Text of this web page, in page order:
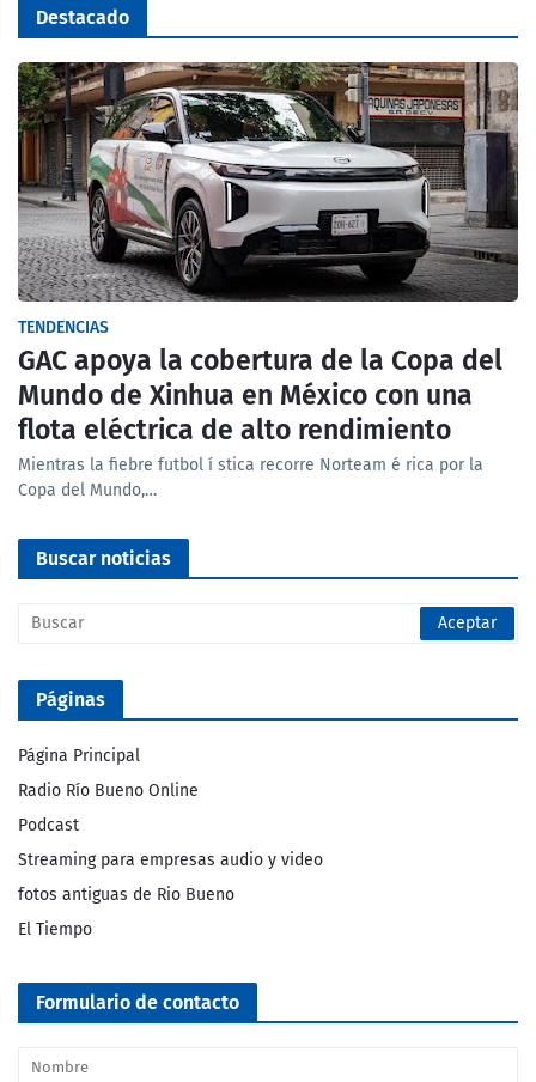
Destacado
TENDENCIAS
GAC apoya la cobertura de la Copa del
Mundo de Xinhua en México con una
flota eléctrica de alto rendimiento
Mientras la fiebre futbol í stica recorre Norteam é rica por la
Copa del Mundo,…
Buscar noticias
Páginas
Página Principal
Radio Río Bueno Online
Podcast
Streaming para empresas audio y video
fotos antiguas de Rio Bueno
El Tiempo
Formulario de contacto